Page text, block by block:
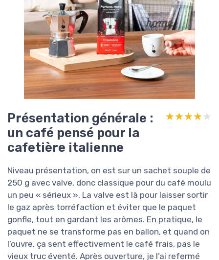
Présentation générale :
un café pensé pour la
cafetière italienne
★★★★★
★★★★★
Niveau présentation, on est sur un sachet souple de
250 g avec valve, donc classique pour du café moulu
un peu « sérieux ». La valve est là pour laisser sortir
le gaz après torréfaction et éviter que le paquet
gonfle, tout en gardant les arômes. En pratique, le
paquet ne se transforme pas en ballon, et quand on
l’ouvre, ça sent effectivement le café frais, pas le
vieux truc éventé. Après ouverture, je l’ai refermé